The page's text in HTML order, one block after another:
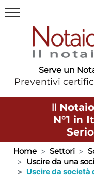
Serve un
Preventivi
Il
N°1 in
Home Settori
Uscire da una
Uscire da società